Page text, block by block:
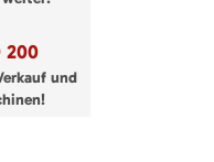
200
und